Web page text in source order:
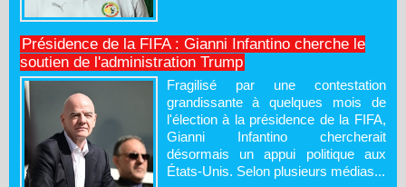
Présidence de la FIFA : Gianni Infantino cherche le
soutien de l'administration Trump
Fragilisé par une contestation
grandissante à quelques mois de
l'élection à la présidence de la FIFA,
Gianni Infantino chercherait
désormais un appui politique aux
États-Unis. Selon plusieurs médias...